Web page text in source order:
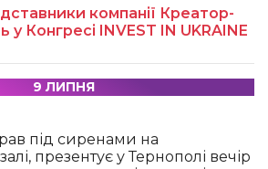
компанії Креатор-
у Конгресі INVEST IN UKRAINE
9 ЛИПНЯ
під сиренами на
презентує у Тернополі вечір